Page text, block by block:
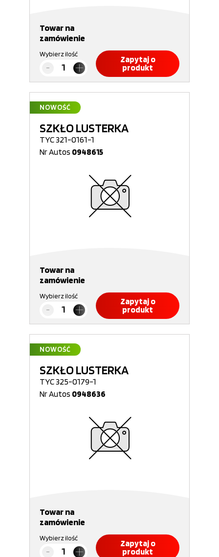
Towar na
zamówienie
Wybierz ilość
Zapytaj o
produkt
NOWOŚĆ
SZKŁO LUSTERKA
TYC 321-0161-1
Nr Autos 0948615
Towar na
zamówienie
Wybierz ilość
Zapytaj o
produkt
NOWOŚĆ
SZKŁO LUSTERKA
TYC 325-0179-1
Nr Autos 0948636
Towar na
zamówienie
Wybierz ilość
Zapytaj o
produkt